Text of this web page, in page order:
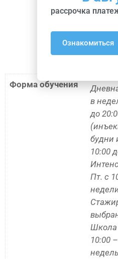
Детали
Форма обучения
в
до
будни
10:00
Пт. с
Школа
10:00
недель
рассрочка
Ознакомиться